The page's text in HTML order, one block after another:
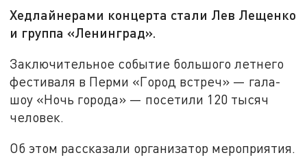
Хедлайнерами концерта стали Лев Лещенко
и группа «Ленинград».
Заключительное событие большого летнего
фестиваля в Перми «Город встреч» — гала-
шоу «Ночь города» — посетили 120 тысяч
человек.
Об этом рассказали организатор мероприятия.